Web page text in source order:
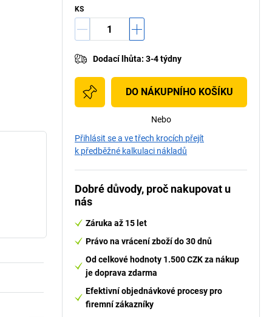
KS
Dodací lhůta: 3-4 týdny
DO NÁKUPNÍHO KOŠÍKU
Nebo
Přihlásit se a ve třech krocích přejít
k předběžné kalkulaci nákladů
Dobré důvody, proč nakupovat u
nás
Záruka až 15 let
Právo na vrácení zboží do 30 dnů
Od celkové hodnoty 1.500 CZK za nákup
je doprava zdarma
Efektivní objednávkové procesy pro
firemní zákazníky